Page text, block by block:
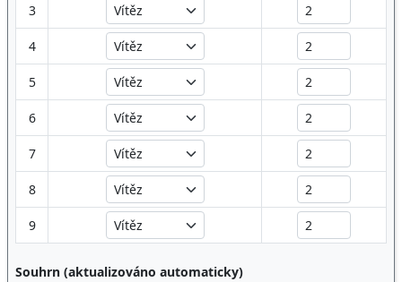
3
4
5
6
7
8
9
Souhrn (aktualizováno automaticky)